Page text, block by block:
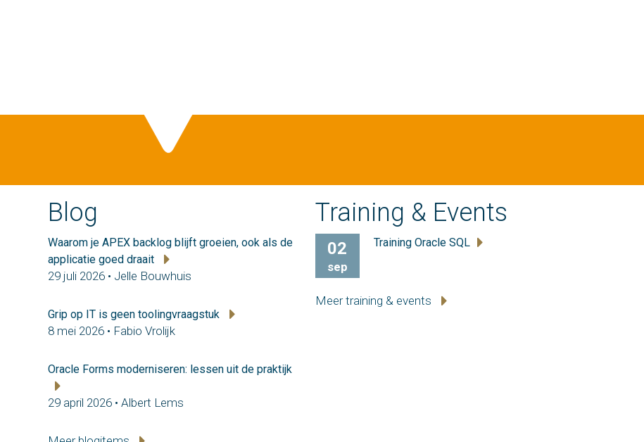
Blog
Waarom je APEX backlog blijft groeien, ook als de
applicatie goed draait
29 juli 2026 • Jelle Bouwhuis
Grip op IT is geen toolingvraagstuk
8 mei 2026 • Fabio Vrolijk
Oracle Forms moderniseren: lessen uit de praktijk
29 april 2026 • Albert Lems
Training & Events
02
sep
Training Oracle SQL
Meer training & events